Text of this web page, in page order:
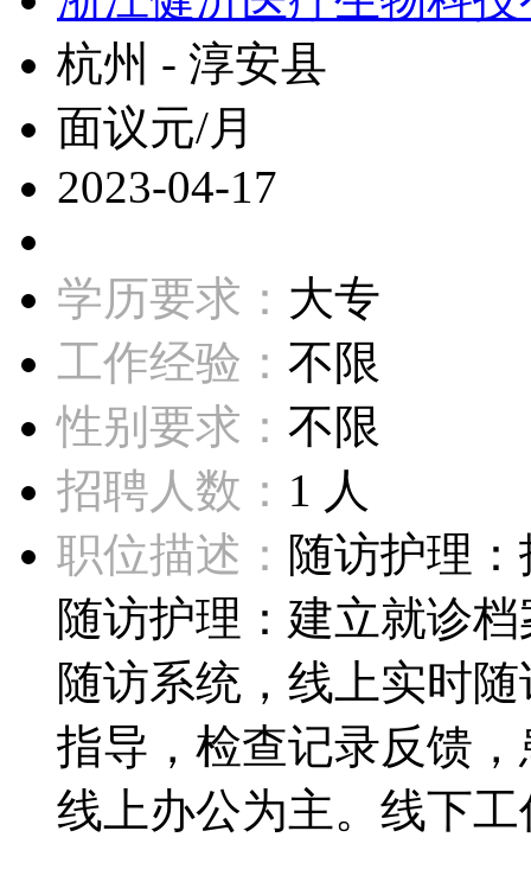
杭州 - 淳安县
面议元/月
2023-04-17
学历要求： 大专
工作经验： 不限
性别要求： 不限
招聘人数： 1 人
职位描述： 随访护理
随访护理：建立就诊
随访系统，线上实时
指导，检查记录反馈
线上办公为主。线下工